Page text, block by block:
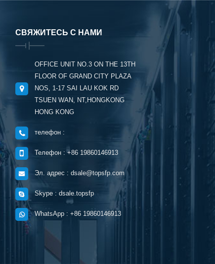
СВЯЖИТЕСЬ С НАМИ
OFFICE UNIT NO.3 ON THE 13TH
FLOOR OF GRAND CITY PLAZA
NOS, 1-17 SAI LAU KOK RD
TSUEN WAN, NT,HONGKONG
HONG KONG
телефон :
Телефон : +86 19860146913
Эл. адрес : dsale@topsfp.com
Skype : dsale.topsfp
WhatsApp : +86 19860146913